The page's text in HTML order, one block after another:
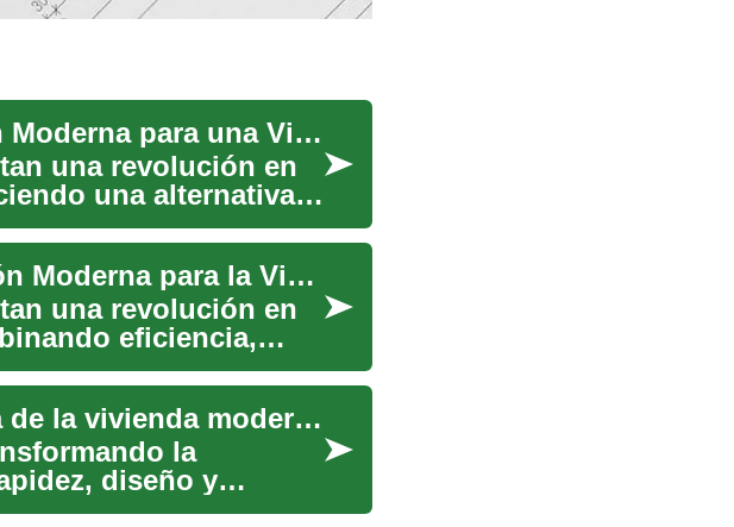
Casas Prefabricadas: La Solución Moderna para una Vivienda Eficiente
una revolución en
una alternativa
Casas Prefabricadas: Una Solución Moderna para la Vivienda Contemporánea
una revolución en
eficiencia,
Casas prefabricadas: la nueva era de la vivienda moderna
la
diseño y